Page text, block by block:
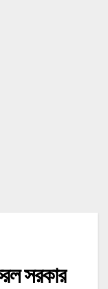
সরকার